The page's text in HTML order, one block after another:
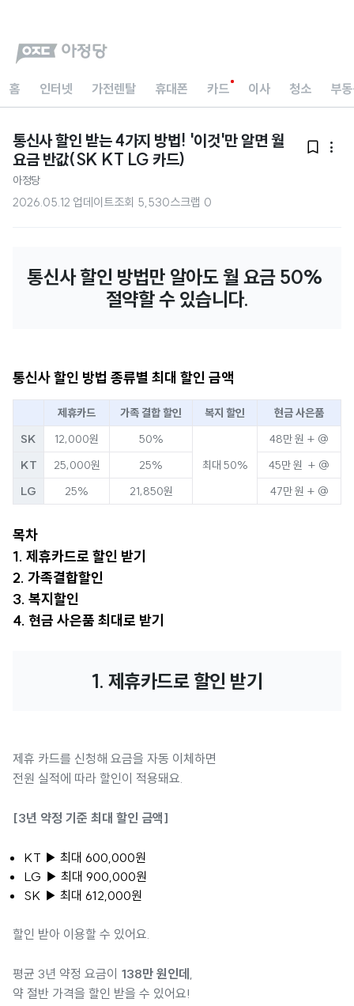
홈 인터넷 가전렌탈 휴대폰 카드 이사 청소 부
통신사 할인 받는 4가지 방법! '이것'만 알면 월
요금 반값(SK KT LG 카드)
 
아정당
2026.05.12 업데이트조회 5,530스크랩 0
통신사 할인 방법만 알아도 월 요금 50%
절약할 수 있습니다.
통신사 할인 방법 종류별 최대 할인 금액
제휴카드 가족 결합 할인 복지 할인
현금 사은품
SK
12,000원
50%
최대 50%
48만 원 + @
KT
25,000원 25%
45만 원 + @
LG
25% 21,850원 47만 원 + @
목차
1. 제휴카드로 할인 받기
2. 가족결합할인
3. 복지할인
4. 현금 사은품 최대로 받기
1. 제휴카드로 할인 받기
제휴 카드를 신청해 요금을 자동 이체하면
전원 실적에 따라 할인이 적용돼요.
[3년 약정 기준 최대 할인 금액]
KT ▶ 최대 600,000원
LG ▶ 최대 900,000원
SK ▶ 최대 612,000원
할인 받아 이용할 수 있어요.
평균 3년 약정 요금이 138만 원인데 ,
약 절반 가격을 할인 받을 수 있어요!